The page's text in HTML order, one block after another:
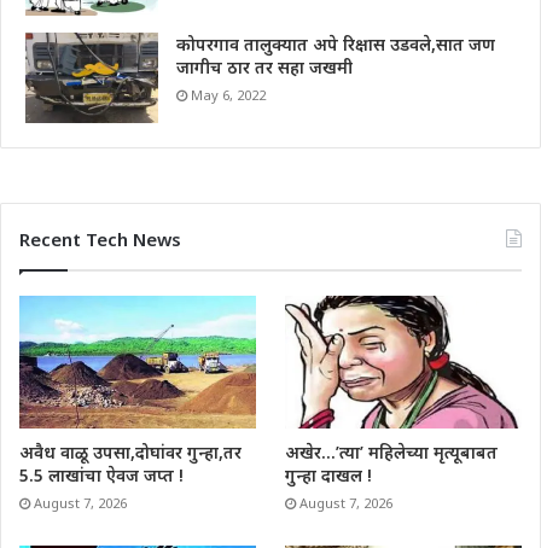
कोपरगाव तालुक्यात अपे रिक्षास उडवले,सात जण
जागीच ठार तर सहा जखमी
May 6, 2022
Recent Tech News
अवैध वाळू उपसा,दोघांवर गुन्हा,तर
5.5 लाखांचा ऐवज जप्त !
August 7, 2026
अखेर…’त्या’ महिलेच्या मृत्यूबाबत
गुन्हा दाखल !
August 7, 2026